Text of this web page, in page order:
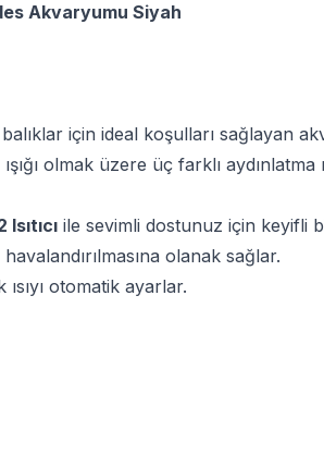
Akvaryumu Siyah
için ideal koşulları sağlayan
olmak üzere üç farklı
Isıtıcı ile sevimli dostunuz için keyifli
olanak sağlar.
ısıyı otomatik ayarlar.